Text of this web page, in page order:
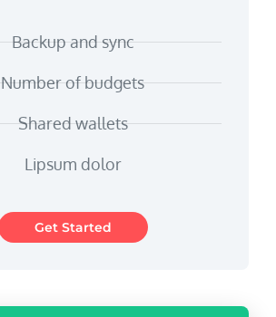
Backup and sync
Number of budgets
Shared wallets
Lipsum dolor
Get Started